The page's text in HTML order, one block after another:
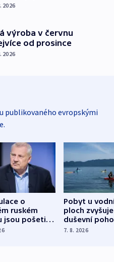
2026
výroba v červnu
od prosince
2026
publikovaného evropskými
o
ruském
jsou pošetilé,
Pobyt u
ploch zvyšuje
duševní
ukázala
7. 8. 2026